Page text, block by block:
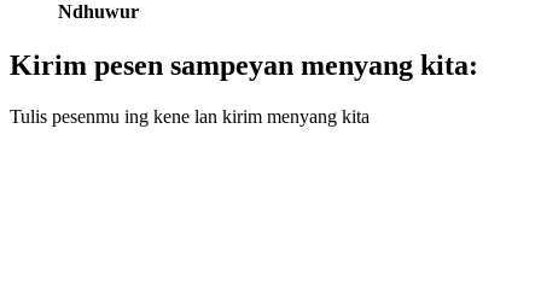
Ndhuwur
Kirim pesen sampeyan menyang kita:
Tulis pesenmu ing kene lan kirim menyang kita